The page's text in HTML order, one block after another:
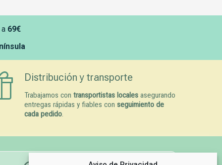
69€
Distribución y transporte
Trabajamos con transportistas locales asegurando
entregas rápidas y fiables conseguimiento de
cada pedido.